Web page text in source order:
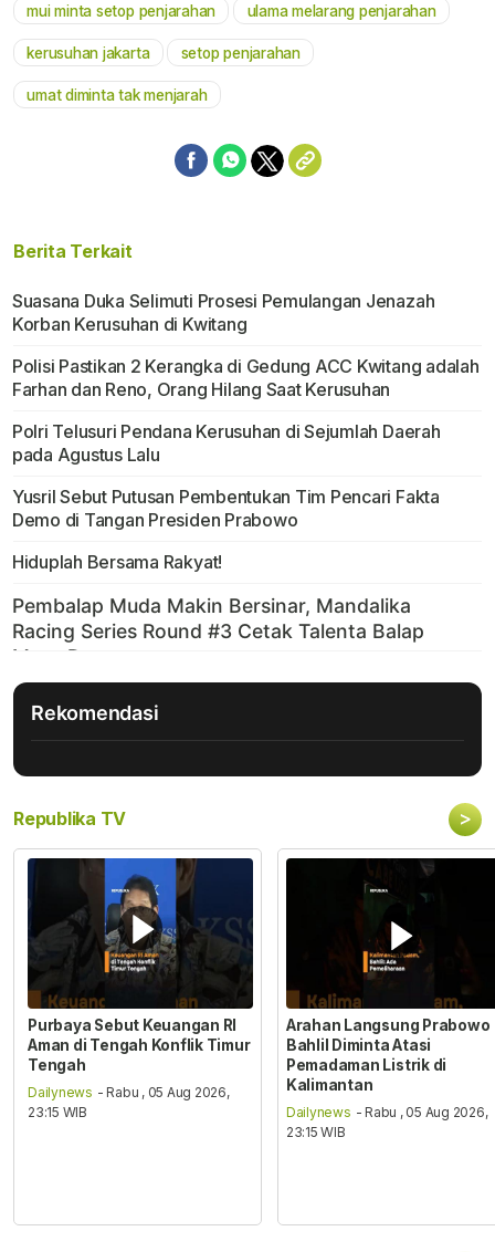
mui minta setop penjarahan ulama melarang penjarahan
kerusuhan jakarta setop penjarahan
umat diminta tak menjarah
Berita Terkait
Suasana Duka Selimuti Prosesi Pemulangan Jenazah
Korban Kerusuhan di Kwitang
Polisi Pastikan 2 Kerangka di Gedung ACC Kwitang adalah
Farhan dan Reno, Orang Hilang Saat Kerusuhan
Polri Telusuri Pendana Kerusuhan di Sejumlah Daerah
pada Agustus Lalu
Yusril Sebut Putusan Pembentukan Tim Pencari Fakta
Demo di Tangan Presiden Prabowo
Hiduplah Bersama Rakyat!
Rekomendasi
Republika TV >
Purbaya Sebut Keuangan RI
Aman di Tengah Konflik Timur
Tengah
Dailynews - Rabu , 05 Aug 2026,
23:15 WIB
Arahan Langsung Prabowo
Bahlil Diminta Atasi
Pemadaman Listrik di
Kalimantan
Dailynews - Rabu , 05 Aug 2026,
23:15 WIB